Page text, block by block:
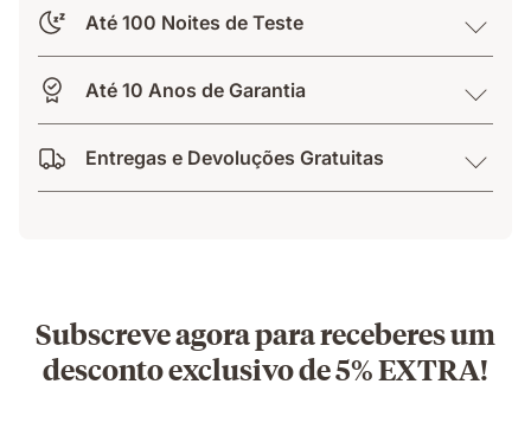
Até 100 Noites de Teste
Até 10 Anos de Garantia
Entregas e Devoluções Gratuitas
Subscreve agora para receberes um
desconto exclusivo de 5% EXTRA!